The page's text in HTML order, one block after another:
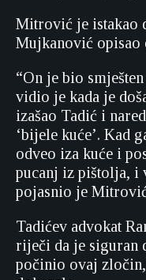
Mitrović je istakao
Mujkanović opisao
“On je bio
vidio je kada je
izašao Tadić i
‘bijele kuće’. Kad
odveo iza kuće i
pucanj iz pištolja, i
pojasnio je
Tadićev advokat
riječi da je siguran
počinio ovaj